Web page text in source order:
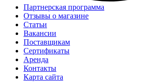
Партнерская программа
Отзывы о магазине
Статьи
Вакансии
Поставщикам
Сертификаты
Аренда
Контакты
Карта сайта